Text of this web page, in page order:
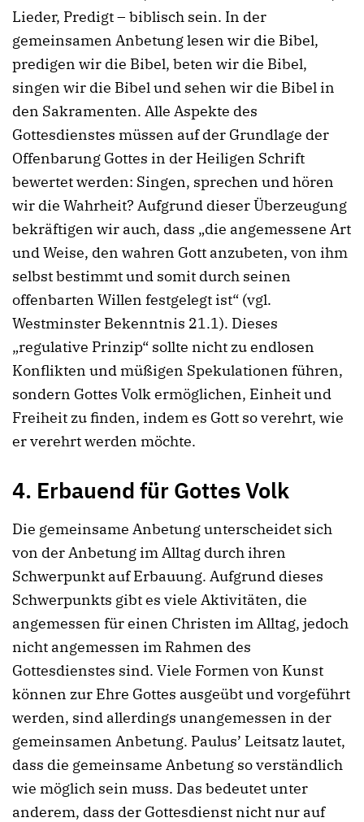
Lieder, Predigt – biblisch sein. In der
gemeinsamen Anbetung lesen wir die Bibel,
predigen wir die Bibel, beten wir die Bibel,
singen wir die Bibel und sehen wir die Bibel in
den Sakramenten. Alle Aspekte des
Gottesdienstes müssen auf der Grundlage der
Offenbarung Gottes in der Heiligen Schrift
bewertet werden: Singen, sprechen und hören
wir die Wahrheit? Aufgrund dieser Überzeugung
bekräftigen wir auch, dass „die angemessene Art
und Weise, den wahren Gott anzubeten, von ihm
selbst bestimmt und somit durch seinen
offenbarten Willen festgelegt ist“ (vgl.
Westminster Bekenntnis 21.1). Dieses
„regulative Prinzip“ sollte nicht zu endlosen
Konflikten und müßigen Spekulationen führen,
sondern Gottes Volk ermöglichen, Einheit und
Freiheit zu finden, indem es Gott so verehrt, wie
er verehrt werden möchte.
4. Erbauend für Gottes Volk
Die gemeinsame Anbetung unterscheidet sich
von der Anbetung im Alltag durch ihren
Schwerpunkt auf Erbauung. Aufgrund dieses
Schwerpunkts gibt es viele Aktivitäten, die
angemessen für einen Christen im Alltag, jedoch
nicht angemessen im Rahmen des
Gottesdienstes sind. Viele Formen von Kunst
können zur Ehre Gottes ausgeübt und vorgeführt
werden, sind allerdings unangemessen in der
gemeinsamen Anbetung. Paulus’ Leitsatz lautet,
dass die gemeinsame Anbetung so verständlich
wie möglich sein muss. Das bedeutet unter
anderem, dass der Gottesdienst nicht nur auf